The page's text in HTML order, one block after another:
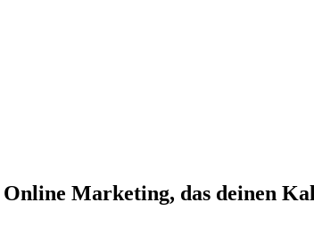
Marketing, das deinen